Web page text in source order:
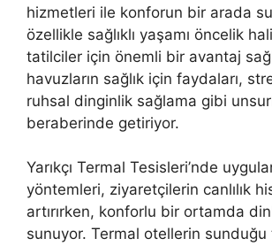
hizmetleri ile konforun bir arada
özellikle sağlıklı yaşamı öncelik
tatilciler için önemli bir avantaj
havuzların sağlık için faydaları,
ruhsal dinginlik sağlama gibi
beraberinde getiriyor.
Yarıkçı Termal Tesisleri’nde
yöntemleri, ziyaretçilerin canlılık
artırırken, konforlu bir ortamda
sunuyor. Termal otellerin sunduğu